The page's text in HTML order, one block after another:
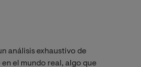
análisis exhaustivo de
el mundo real, algo que